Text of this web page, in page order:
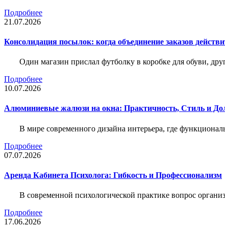
Подробнее
21.07.2026
Консолидация посылок: когда объединение заказов
Один магазин прислал футболку в коробке для обуви,
Подробнее
10.07.2026
Алюминиевые жалюзи на окна: Практичность, Стиль и
В мире современного дизайна интерьера, где
Подробнее
07.07.2026
Аренда Кабинета Психолога: Гибкость и Профессионализм
В современной психологической практике вопрос
Подробнее
17.06.2026